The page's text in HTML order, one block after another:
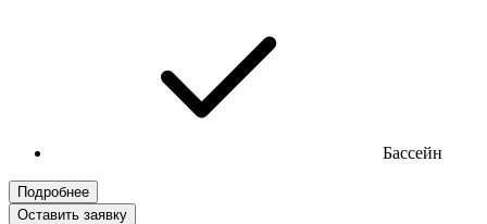
Бассейн
Подробнее
Оставить заявку